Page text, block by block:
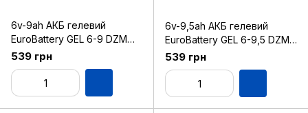
6v-9ah АКБ гелевий
EuroBattery GEL 6-9 DZM
(6в 9Аг)
539 грн
6v-9,5ah АКБ гелевий
EuroBattery GEL 6-9,5 DZM
(6в 9.5Аг)
539 грн